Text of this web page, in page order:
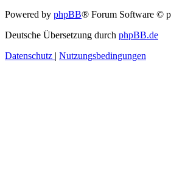
Powered by phpBB® Forum Software ©
Deutsche Übersetzung durch phpBB.de
Datenschutz | Nutzungsbedingungen